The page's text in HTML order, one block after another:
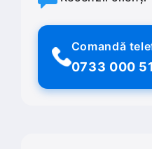
Comandă
0733 000